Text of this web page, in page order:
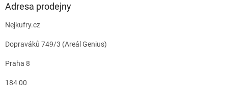
Adresa prodejny
Nejkufry.cz
Dopraváků 749/3 (Areál Genius)
Praha 8
184 00